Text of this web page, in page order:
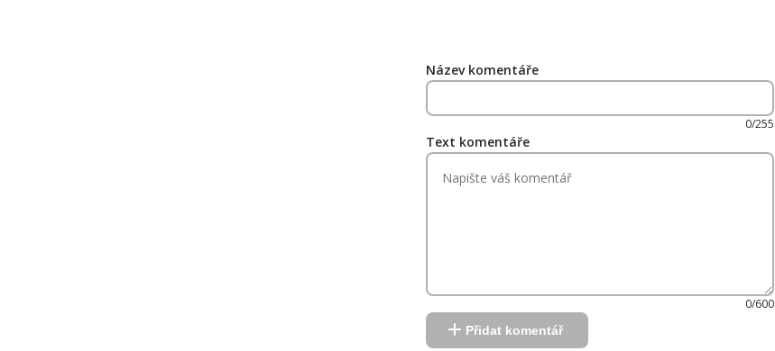
Název komentáře
0/255
Text komentáře
0/600
Přidat komentář